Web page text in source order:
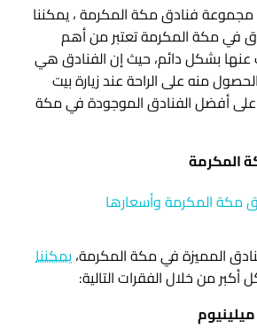
فنادق مكة المكرمة ، يمكننا
في مكة المكرمة تعتبر من أهم
عنها بشكل دائم، حيث إن الفنادق هي
منه على الراحة عند زيارة بيت
أفضل الفنادق الموجودة في مكة
المكرمة
المميزة في مكة المكرمة،يمكننا
من خلال الفقرات التالية: